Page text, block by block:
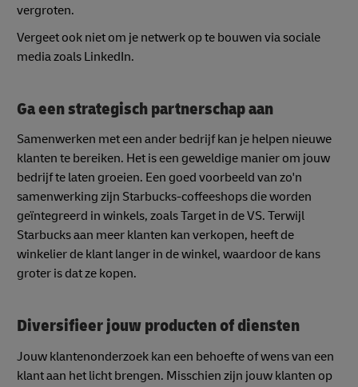
vergroten.
Vergeet ook niet om je netwerk op te bouwen via sociale
media zoals LinkedIn.
Ga een strategisch partnerschap aan
Samenwerken met een ander bedrijf kan je helpen nieuwe
klanten te bereiken. Het is een geweldige manier om jouw
bedrijf te laten groeien. Een goed voorbeeld van zo'n
samenwerking zijn Starbucks-coffeeshops die worden
geïntegreerd in winkels, zoals Target in de VS. Terwijl
Starbucks aan meer klanten kan verkopen, heeft de
winkelier de klant langer in de winkel, waardoor de kans
groter is dat ze kopen.
Diversifieer jouw producten of diensten
Jouw klantenonderzoek kan een behoefte of wens van een
klant aan het licht brengen. Misschien zijn jouw klanten op